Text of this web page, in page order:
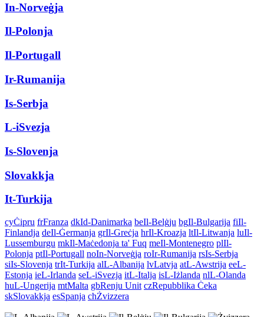
In-Norveġja
Il-Polonja
Il-Portugall
Ir-Rumanija
Is-Serbja
L-iSvezja
Is-Slovenja
Slovakkja
It-Turkija
cyĊipru frFranza dkId-Danimarka beIl-Belġju bgIl-Bulgarija fiIl-
Finlandja deIl-Ġermanja grIl-Greċja hrIl-Kroazja ltIl-Litwanja luIl-
Lussemburgu mkIl-Maċedonja ta' Fuq meIl-Montenegro plIl-
Polonja ptIl-Portugall noIn-Norveġja roIr-Rumanija rsIs-Serbja
siIs-Slovenja trIt-Turkija alL-Albanija lvLatvja atL-Awstrija eeL-
Estonja ieL-Irlanda seL-iSvezja itL-Italja isL-Iżlanda nlL-Olanda
huL-Ungerija mtMalta gbRenju Unit czRepubblika Ċeka
skSlovakkja esSpanja chŻvizzera